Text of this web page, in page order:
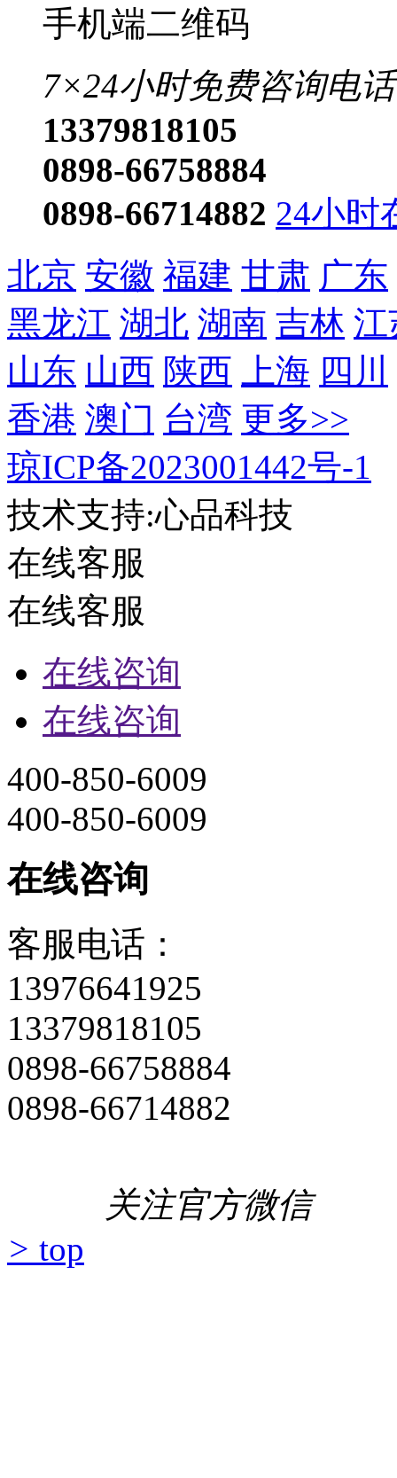
手机端二维码
7×24小时免费咨询电话
13379818105
0898-66758884
0898-66714882 24小时
北京 安徽 福建 甘肃 广东
黑龙江 湖北 湖南 吉林 江
山东 山西 陕西 上海 四川
香港 澳门 台湾 更多>>
琼ICP备2023001442号-1
技术支持:心品科技
在线客服
在线客服
在线咨询
在线咨询
400-850-6009
400-850-6009
在线咨询
客服电话：
13976641925
13379818105
0898-66758884
0898-66714882
关注官方微信
> top